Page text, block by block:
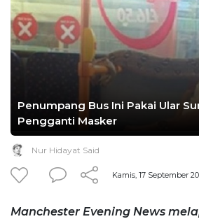
Penumpang Bus Ini Pakai Ular
Pengganti Masker
Nur Hidayat Said
Kamis, 17 September
Manchester Evening News